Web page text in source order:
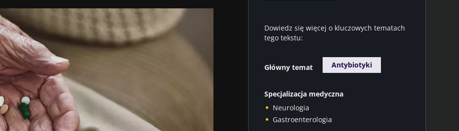
Dowiedz się więcej o kluczowych tematach
tego tekstu:
Główny temat Antybiotyki
Specjalizacja medyczna
Neurologia
Gastroenterologia